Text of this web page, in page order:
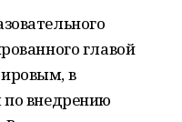
главой
в
по внедрению